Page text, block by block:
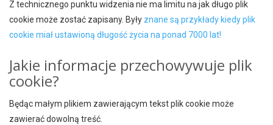
Z technicznego punktu widzenia nie ma limitu na jak długo plik
cookie może zostać zapisany. Były znane są przykłady kiedy plik
cookie miał ustawioną długość życia na ponad 7000 lat!
Jakie informacje przechowywuje plik
cookie?
Będąc małym plikiem zawierającym tekst plik cookie może
zawierać dowolną treść.